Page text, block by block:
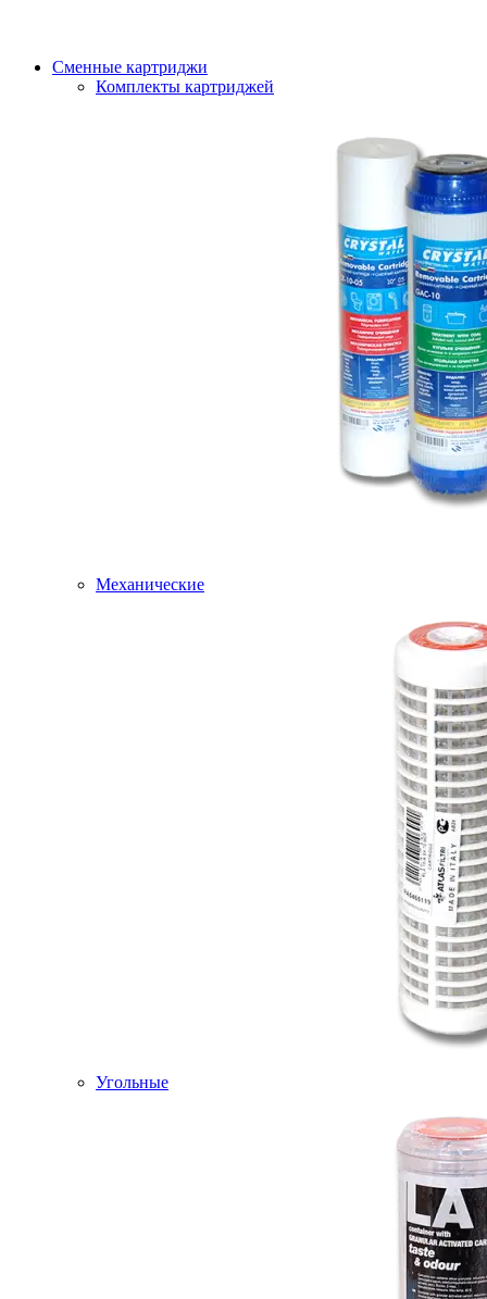
Сменные картриджи
Комплекты картриджей
Механические
Угольные